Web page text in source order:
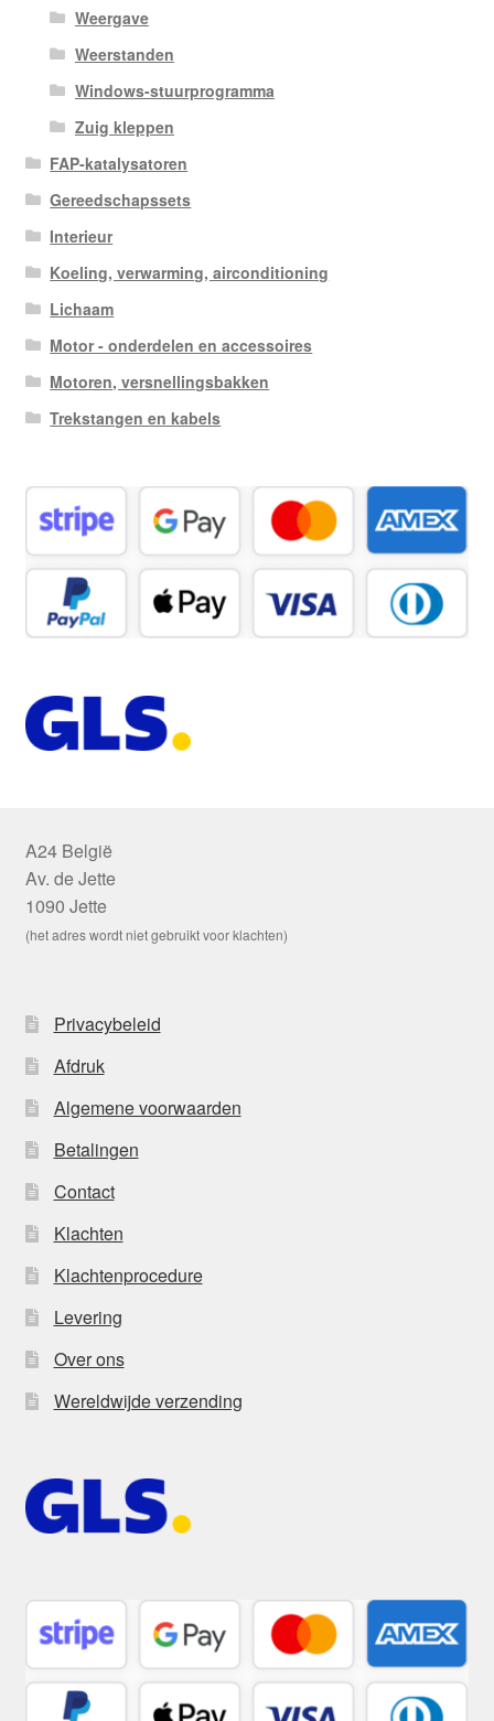
Weergave
Weerstanden
Windows-stuurprogramma
Zuig kleppen
FAP-katalysatoren
Gereedschapssets
Interieur
Koeling, verwarming, airconditioning
Lichaam
Motor - onderdelen en accessoires
Motoren, versnellingsbakken
Trekstangen en kabels
A24 België
Av. de Jette
1090 Jette
(het adres wordt niet gebruikt voor klachten)
Privacybeleid
Afdruk
Algemene voorwaarden
Betalingen
Contact
Klachten
Klachtenprocedure
Levering
Over ons
Wereldwijde verzending